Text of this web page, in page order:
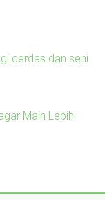
cerdas dan seni
Main Lebih